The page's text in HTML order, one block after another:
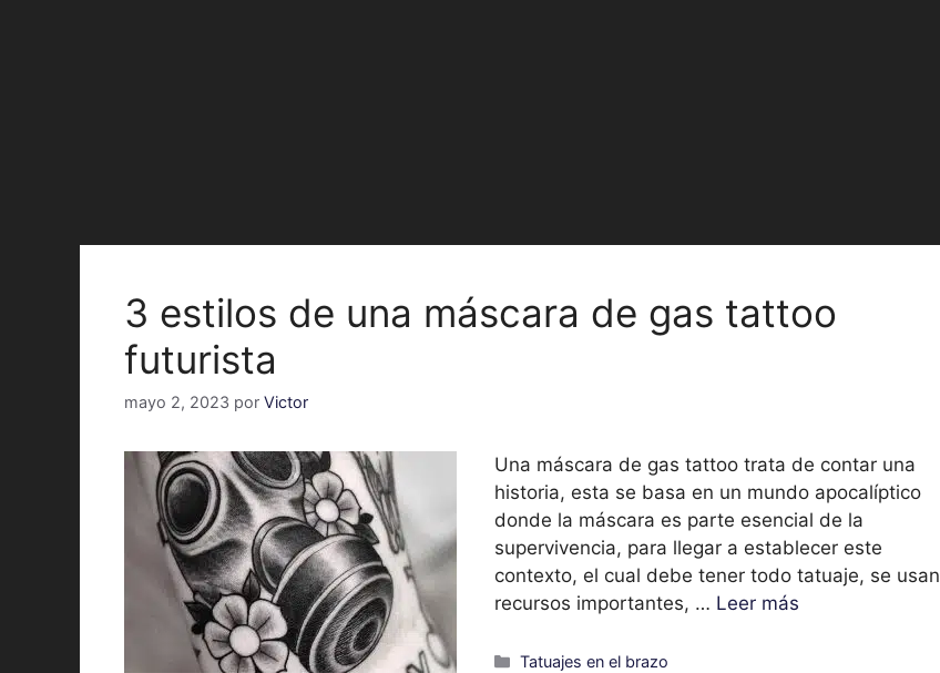
3 estilos de una máscara de gas tattoo
futurista
mayo 2, 2023 por Victor
Una máscara de gas tattoo trata de contar una
historia, esta se basa en un mundo apocalíptico
donde la máscara es parte esencial de la
supervivencia, para llegar a establecer este
contexto, el cual debe tener todo tatuaje, se usan
recursos importantes, … Leer más
Categorías
Tatuajes en el brazo